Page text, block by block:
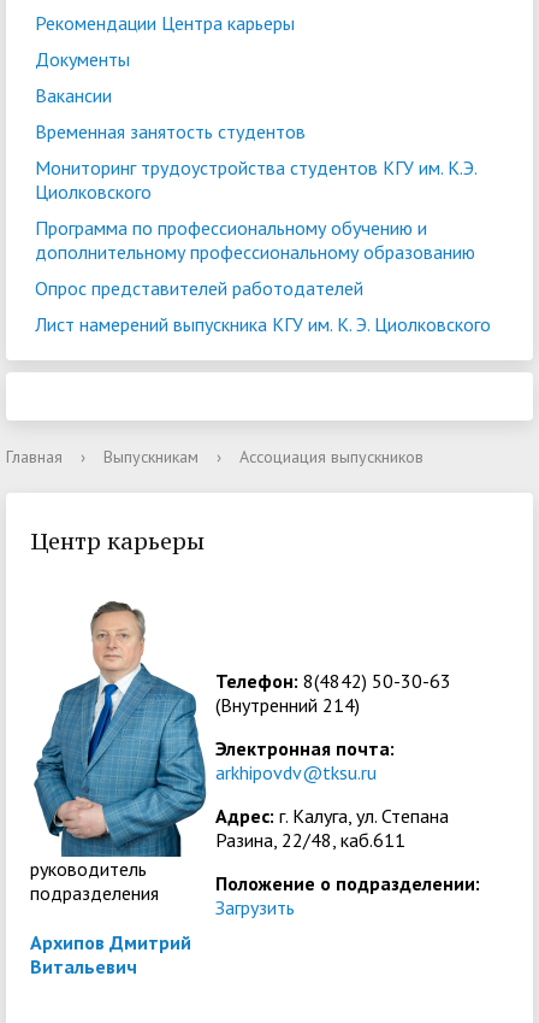
Рекомендации Центра карьеры
Документы
Вакансии
Временная занятость студентов
Мониторинг трудоустройства студентов КГУ им. К.Э.
Циолковского
Программа по профессиональному обучению и
дополнительному профессиональному образованию
Опрос представителей работодателей
Лист намерений выпускника КГУ им. К. Э. Циолковского
Главная › Выпускникам › Ассоциация выпускников
Центр карьеры
руководитель
подразделения
Архипов Дмитрий
Витальевич
Телефон: 8(4842) 50-30-63
(Внутренний 214)
Электронная почта:
arkhipovdv@tksu.ru
Адрес: г. Калуга, ул. Степана
Разина, 22/48, каб.611
Положение о подразделении:
Загрузить